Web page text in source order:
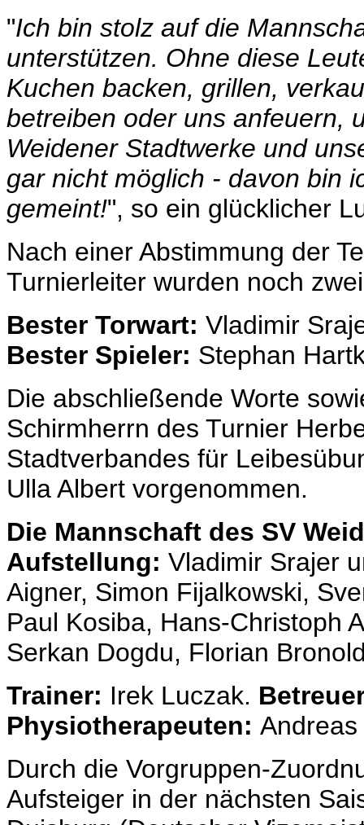
"Ich bin stolz auf die
unterstützen. Ohne diese
Kuchen backen, grillen,
betreiben oder uns anfeuern,
Weidener Stadtwerke und
gar nicht möglich - davon bin
gemeint!", so ein glücklicher
Nach einer Abstimmung der
Turnierleiter wurden noch
Bester Torwart: Vladimir
Bester Spieler: Stephan
Die abschließende Worte
Schirmherrn des Turnier
Stadtverbandes für
Ulla Albert vorgenommen.
Die Mannschaft des SV
Aufstellung: Vladimir Srajer
Aigner, Simon Fijalkowski,
Paul Kosiba, Hans-Christoph
Serkan Dogdu, Florian
Trainer: Irek Luczak.
Physiotherapeuten:
Durch die Vorgruppen-
Aufsteiger in der nächsten